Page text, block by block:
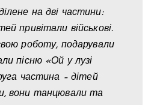
на дві частини:
привітали військові.
роботу, подарували
пісню «Ой у лузі
частина – дітей
вони танцювали та